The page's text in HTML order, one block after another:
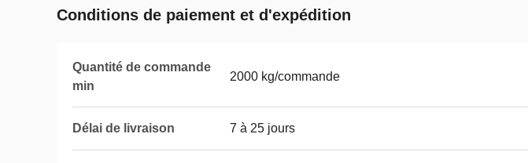
Conditions de paiement et d'expédition
Quantité de commande
min
2000 kg/commande
Délai de livraison 7 à 25 jours